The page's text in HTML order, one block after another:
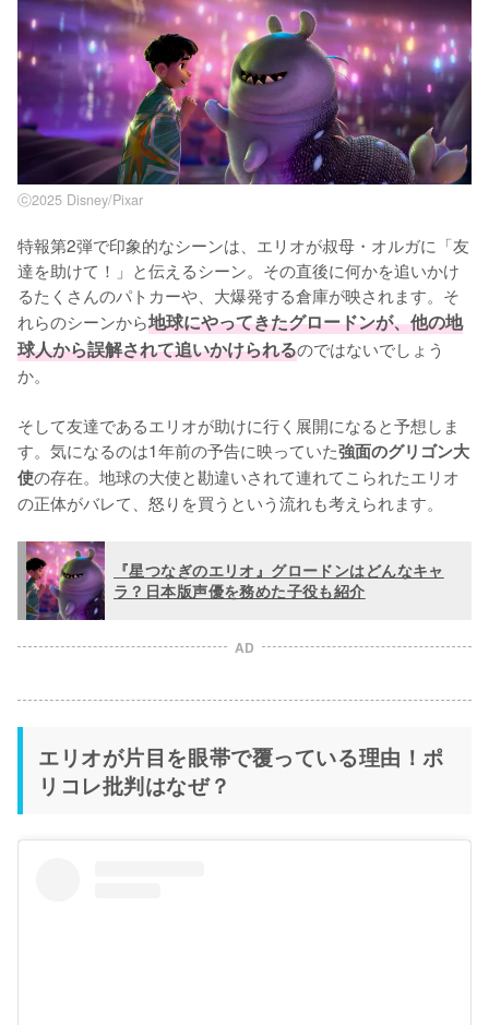
ⓒ2025 Disney/Pixar
特報第2弾で印象的なシーンは、エリオが叔母・オルガに「友
達を助けて！」と伝えるシーン。その直後に何かを追いかけ
るたくさんのパトカーや、大爆発する倉庫が映されます。そ
れらのシーンから地球にやってきたグロードンが、他の地
球人から誤解されて追いかけられるのではないでしょう
か。
そして友達であるエリオが助けに行く展開になると予想しま
す。気になるのは1年前の予告に映っていた強面のグリゴン大
使の存在。地球の大使と勘違いされて連れてこられたエリオ
の正体がバレて、怒りを買うという流れも考えられます。
『星つなぎのエリオ』グロードンはどんなキャ
ラ？日本版声優を務めた子役も紹介
AD
エリオが片目を眼帯で覆っている理由！ポ
リコレ批判はなぜ？